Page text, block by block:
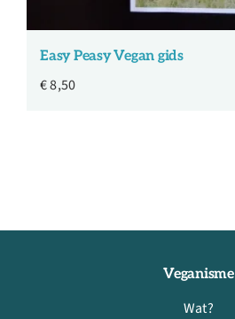
Easy Peasy Vegan gids
€8,50
Veganisme
Wat?